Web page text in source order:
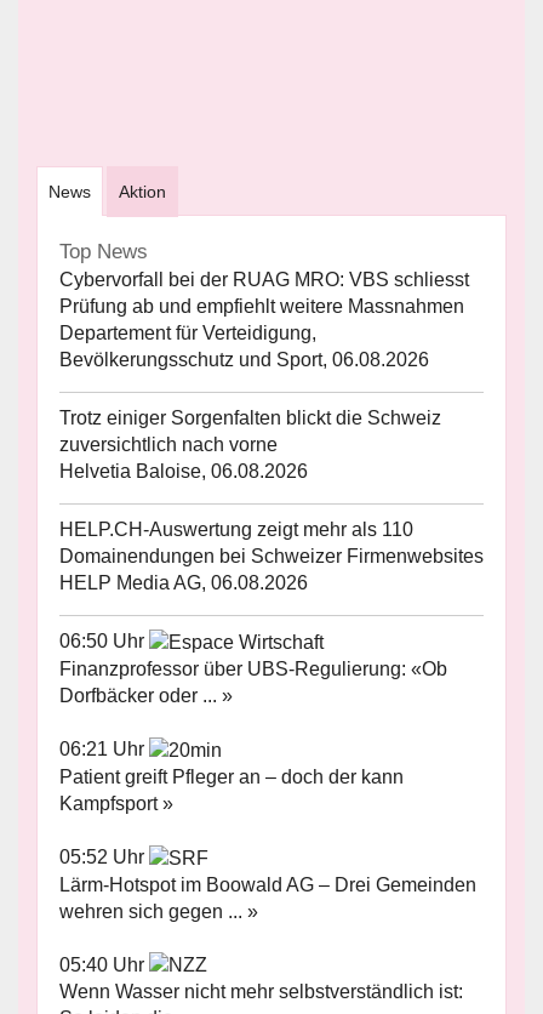
News Aktion
Top News
Cybervorfall bei der RUAG MRO: VBS schliesst
Prüfung ab und empfiehlt weitere Massnahmen
Departement für Verteidigung,
Bevölkerungsschutz und Sport, 06.08.2026
Trotz einiger Sorgenfalten blickt die Schweiz
zuversichtlich nach vorne
Helvetia Baloise, 06.08.2026
HELP.CH-Auswertung zeigt mehr als 110
Domainendungen bei Schweizer Firmenwebsites
HELP Media AG, 06.08.2026
06:50 Uhr
Finanzprofessor über UBS-Regulierung: «Ob
Dorfbäcker oder ... »
06:21 Uhr
Patient greift Pfleger an – doch der kann
Kampfsport »
05:52 Uhr
Lärm-Hotspot im Boowald AG – Drei Gemeinden
wehren sich gegen ... »
05:40 Uhr
Wenn Wasser nicht mehr selbstverständlich ist: